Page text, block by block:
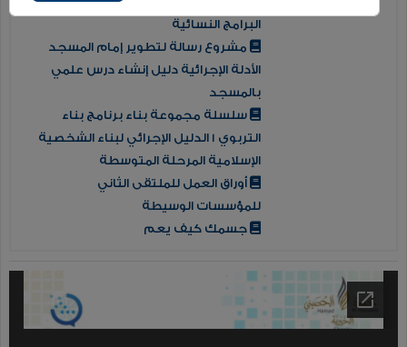
البرامج النسائية
مشروع رسالة لتطوير إمام المسجد
الأدلة الإجرائية دليل إنشاء درس علمي
بالمسجد
سلسلة مجموعة بناء برنامج بناء
التربوي 1 الدليل الإجرائي لبناء الشخصية
الإسلامية المرحلة المتوسطة
أوراق العمل للملتقى الثاني
للمؤسسات الوسيطة
جسمك كيف يعم